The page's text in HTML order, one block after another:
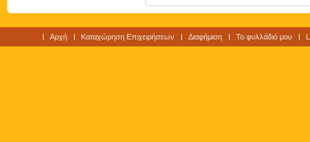
Αρχή Καταχώρηση Επιχειρήσεων Διαφήμιση Το φυλλάδιό μου